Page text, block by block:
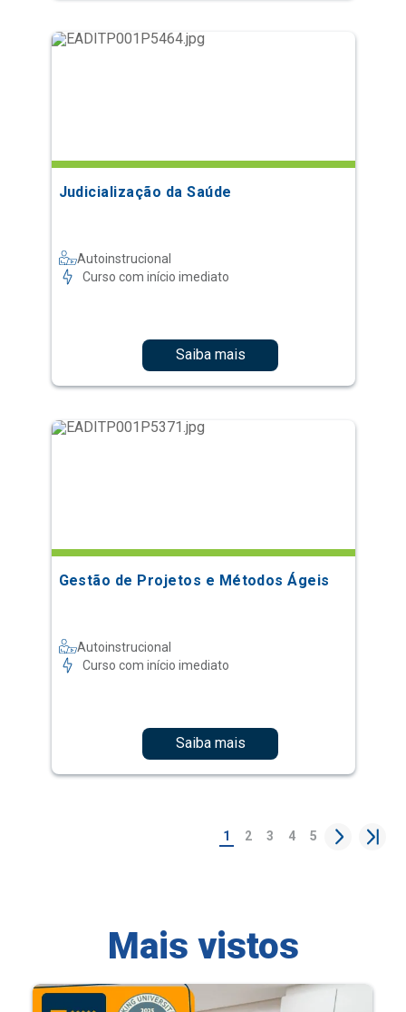
Judicialização da Saúde
Autoinstrucional
Curso com início imediato
Saiba mais
Gestão de Projetos e Métodos Ágeis
Autoinstrucional
Curso com início imediato
Saiba mais
1 2 3 4 5
Mais vistos